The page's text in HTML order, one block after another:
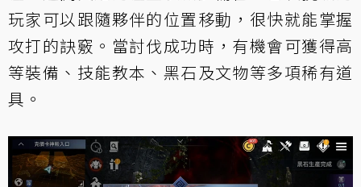
玩家可以跟隨夥伴的位置移動，很快就能掌握
攻打的訣竅。當討伐成功時，有機會可獲得高
等裝備、技能教本、黑石及文物等多項稀有道
具。